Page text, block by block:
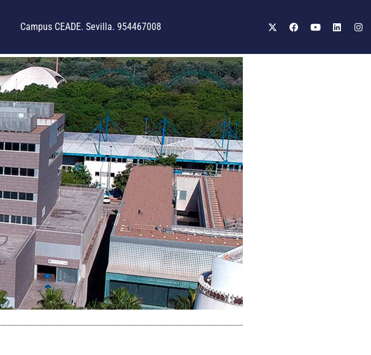
Campus CEADE. Sevilla. 954467008